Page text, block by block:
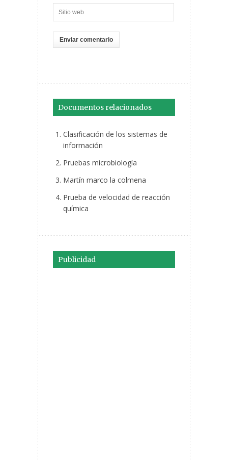
Documentos relacionados
Clasificación de los sistemas de
información
Pruebas microbiología
Martín marco la colmena
Prueba de velocidad de reacción
química
Publicidad